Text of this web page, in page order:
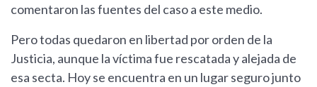
comentaron las fuentes del caso a este medio.
Pero todas quedaron en libertad por orden de la
Justicia, aunque la víctima fue rescatada y alejada de
esa secta. Hoy se encuentra en un lugar seguro junto